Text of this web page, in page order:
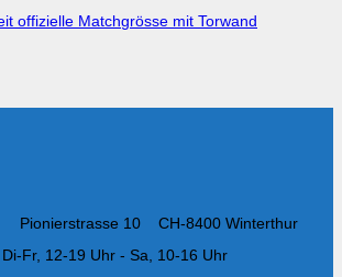
offizielle Matchgrösse mit Torwand
Pionierstrasse 10 CH-8400 Winterthur
Di-Fr, 12-19 Uhr - Sa, 10-16 Uhr